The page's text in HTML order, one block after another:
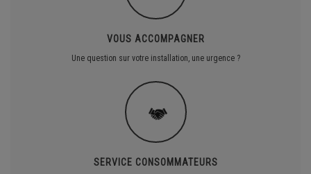
VOUS ACCOMPAGNER
Une question sur votre installation, une urgence ?
SERVICE CONSOMMATEURS